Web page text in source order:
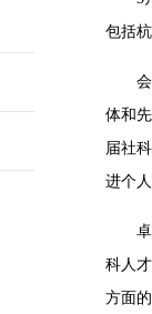
包括
体和
届社
进个人
科人
方面